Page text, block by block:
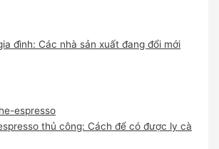
đình: Các nhà sản xuất đang đổi mới
thủ công: Cách để có được ly cà